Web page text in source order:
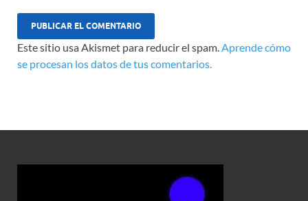
Este sitio usa Akismet para reducir el spam. Aprende cómo
se procesan los datos de tus comentarios.